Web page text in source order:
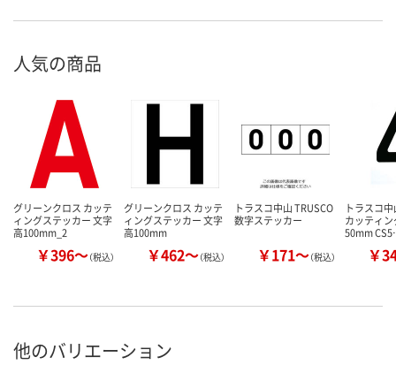
人気の商品
グリーンクロス カッテ
ィングステッカー 文字
高100mm_2
￥396～（税込）
グリーンクロス カッテ
ィングステッカー 文字
高100mm
￥462～（税込）
トラスコ中山 TRUSCO
数字ステッカー
￥171～（税込）
トラスコ
カッティ
50mm
￥
他のバリエーション